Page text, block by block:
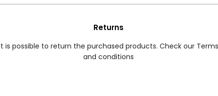
Returns
is possible to return the purchased products. Check our Terms
and conditions